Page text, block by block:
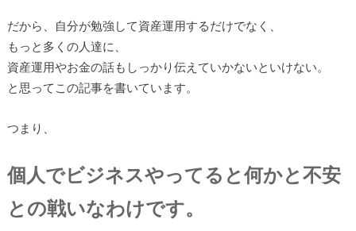
だから、自分が勉強して資産運用するだけでなく、
もっと多くの人達に、
資産運用やお金の話もしっかり伝えていかないといけない。
と思ってこの記事を書いています。
つまり、
個人でビジネスやってると何かと不安
との戦いなわけです。